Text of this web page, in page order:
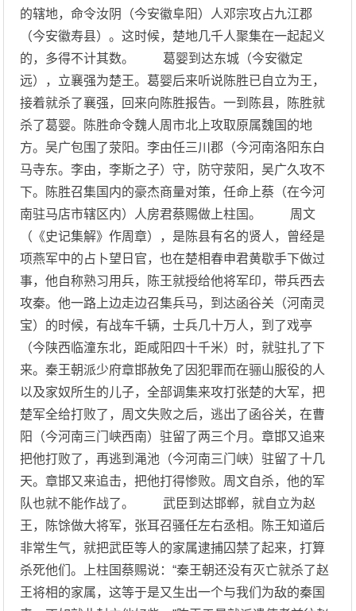
的辖地，命令汝阴（今安徽阜阳）人邓宗攻占九江郡
（今安徽寿县）。这时候，楚地几千人聚集在一起起义
的，多得不计其数。 葛婴到达东城（今安徽定
远），立襄强为楚王。葛婴后来听说陈胜已自立为王，
接着就杀了襄强，回来向陈胜报告。一到陈县，陈胜就
杀了葛婴。陈胜命令魏人周市北上攻取原属魏国的地
方。吴广包围了荥阳。李由任三川郡（今河南洛阳东白
马寺东。李由，李斯之子）守，防守荥阳，吴广久攻不
下。陈胜召集国内的豪杰商量对策，任命上蔡（在今河
南驻马店市辖区内）人房君蔡赐做上柱国。 周文
（《史记集解》作周章），是陈县有名的贤人，曾经是
项燕军中的占卜望日官，也在楚相春申君黄歇手下做过
事，他自称熟习用兵，陈王就授给他将军印，带兵西去
攻秦。他一路上边走边召集兵马，到达函谷关（河南灵
宝）的时候，有战车千辆，士兵几十万人，到了戏亭
（今陕西临潼东北，距咸阳四十千米）时，就驻扎了下
来。秦王朝派少府章邯赦免了因犯罪而在骊山服役的人
以及家奴所生的儿子，全部调集来攻打张楚的大军，把
楚军全给打败了，周文失败之后，逃出了函谷关，在曹
阳（今河南三门峡西南）驻留了两三个月。章邯又追来
把他打败了，再逃到渑池（今河南三门峡）驻留了十几
天。章邯又来追击，把他打得惨败。周文自杀，他的军
队也就不能作战了。 武臣到达邯郸，就自立为赵
王，陈馀做大将军，张耳召骚任左右丞相。陈王知道后
非常生气，就把武臣等人的家属逮捕囚禁了起来，打算
杀死他们。上柱国蔡赐说：“秦王朝还没有灭亡就杀了赵
王将相的家属，这等于是又生出一个与我们为敌的秦国